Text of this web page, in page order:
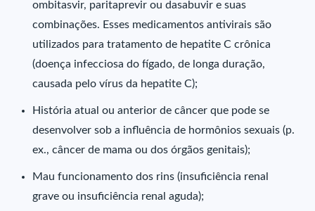
ombitasvir, paritaprevir ou dasabuvir e suas
combinações. Esses medicamentos antivirais são
utilizados para tratamento de hepatite C crônica
(doença infecciosa do fígado, de longa duração,
causada pelo vírus da hepatite C);
História atual ou anterior de câncer que pode se
desenvolver sob a influência de hormônios sexuais (p.
ex., câncer de mama ou dos órgãos genitais);
Mau funcionamento dos rins (insuficiência renal
grave ou insuficiência renal aguda);